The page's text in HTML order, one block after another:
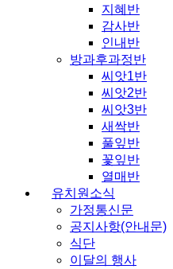
지혜반
감사반
인내반
방과후과정반
씨앗1반
씨앗2반
씨앗3반
새싹반
풀잎반
꽃잎반
열매반
유치원소식
가정통신문
공지사항(안내문)
식단
이달의 행사